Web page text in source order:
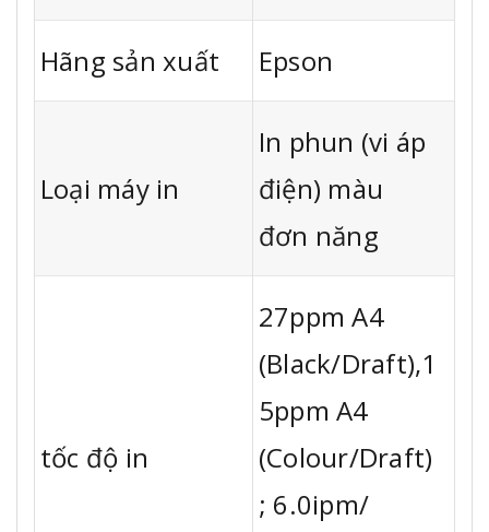
Hãng sản xuất Epson
Loại máy in
In phun (vi áp
điện) màu
đơn năng
tốc độ in
27ppm A4
(Black/Draft),1
5ppm A4
(Colour/Draft)
; 6.0ipm/